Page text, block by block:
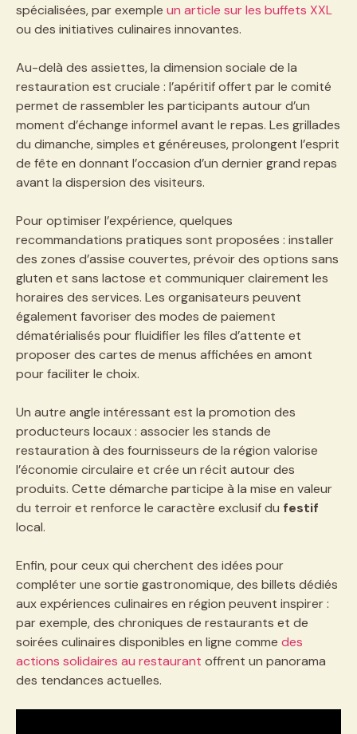
spécialisées, par exemple un article sur les buffets XXL
ou des initiatives culinaires innovantes.
Au-delà des assiettes, la dimension sociale de la
restauration est cruciale : l’apéritif offert par le comité
permet de rassembler les participants autour d’un
moment d’échange informel avant le repas. Les grillades
du dimanche, simples et généreuses, prolongent l’esprit
de fête en donnant l’occasion d’un dernier grand repas
avant la dispersion des visiteurs.
Pour optimiser l’expérience, quelques
recommandations pratiques sont proposées : installer
des zones d’assise couvertes, prévoir des options sans
gluten et sans lactose et communiquer clairement les
horaires des services. Les organisateurs peuvent
également favoriser des modes de paiement
dématérialisés pour fluidifier les files d’attente et
proposer des cartes de menus affichées en amont
pour faciliter le choix.
Un autre angle intéressant est la promotion des
producteurs locaux : associer les stands de
restauration à des fournisseurs de la région valorise
l’économie circulaire et crée un récit autour des
produits. Cette démarche participe à la mise en valeur
du terroir et renforce le caractère exclusif du festif
local.
Enfin, pour ceux qui cherchent des idées pour
compléter une sortie gastronomique, des billets dédiés
aux expériences culinaires en région peuvent inspirer :
par exemple, des chroniques de restaurants et de
soirées culinaires disponibles en ligne comme des
actions solidaires au restaurant offrent un panorama
des tendances actuelles.